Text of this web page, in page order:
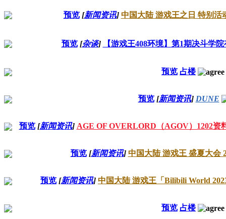
预览 [新闻资讯] 中国大陆 游戏王之日 特别活
预览 [杂谈] 【游戏王408环境】第1期决斗学
预览 占楼
预览 [新闻资讯] DUNE
预览 [新闻资讯] AGE OF OVERLORD（AGOV）1202资
预览 [新闻资讯] 中国大陆 游戏王 盛夏大会
预览 [新闻资讯] 中国大陆 游戏王「Bilibili World
预览 占楼